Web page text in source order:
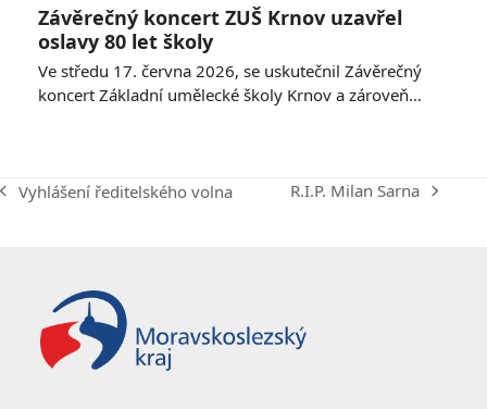
Závěrečný koncert ZUŠ Krnov uzavřel
oslavy 80 let školy
Ve středu 17. června 2026, se uskutečnil Závěrečný
koncert Základní umělecké školy Krnov a zároveň…
previous
Vyhlášení ředitelského volna
next
R.I.P. Milan Sarna